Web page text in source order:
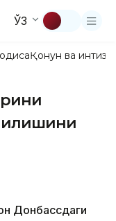
ЎЗ
Қонун ва
Донбассдаги